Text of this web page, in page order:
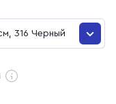
316 Черный
316 Черный